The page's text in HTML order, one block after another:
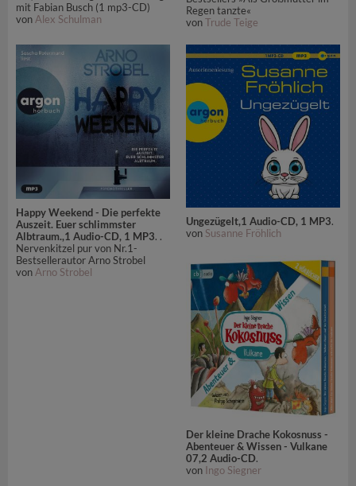
mit Fabian Busch (1 mp3-CD)
von Alex Schulman
Regen tanzte«
vonTrude Teige
Happy Weekend - Die perfekte
Auszeit. Euer schlimmster
Albtraum.,1 Audio-CD, 1 MP3. .
Nervenkitzel pur von Nr.1-
Bestsellerautor Arno Strobel
vonArno Strobel
Ungezügelt,1 Audio-CD, 1 MP3.
von Susanne Fröhlich
Der kleine Drache Kokosnuss -
Abenteuer & Wissen - Vulkane
07,2 Audio-CD.
von Ingo Siegner